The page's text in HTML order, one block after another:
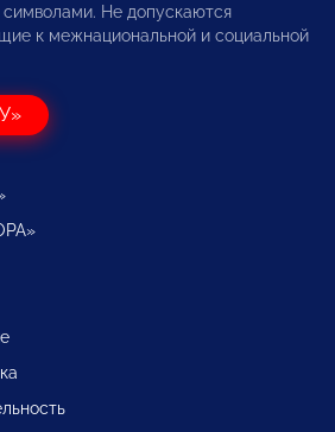
Не допускаются
к межнациональной и социальной